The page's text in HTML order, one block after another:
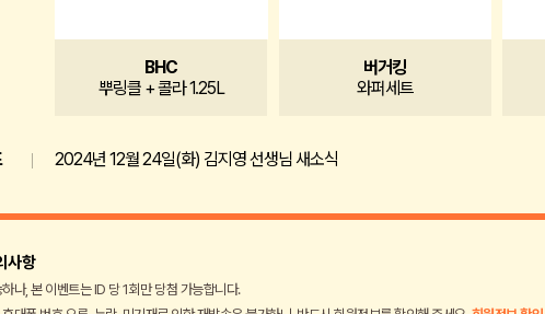
BHC
뿌링클 + 콜라 1.25L
버거킹
와퍼세트
2024년 12월 24일(화) 김지영 선생님 새소식
사항
나, 본 이벤트는 ID 당 1회만 당첨 가능합니다.